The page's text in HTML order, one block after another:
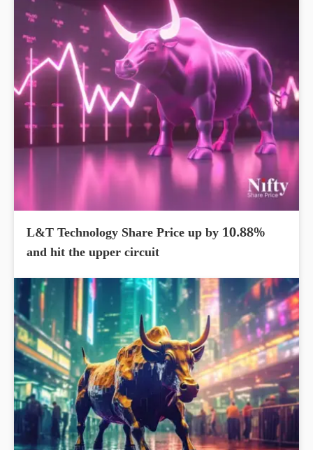
L&T Technology Share Price up by 10.88%
and hit the upper circuit